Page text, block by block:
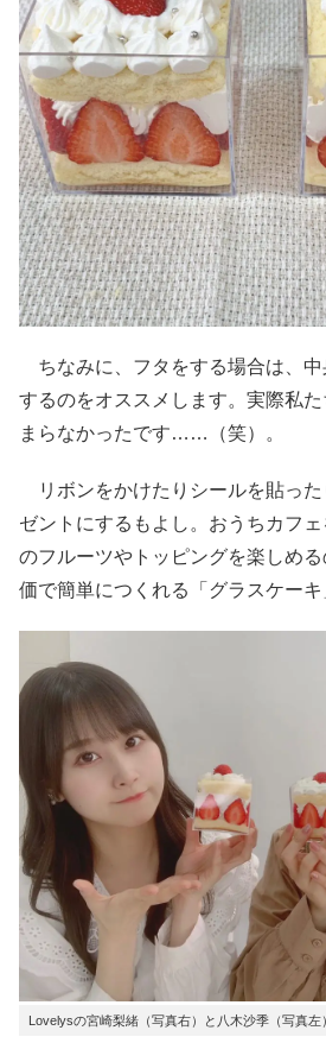
ちなみに、フタをする場合は、中
するのをオススメします。実際私
まらなかったです……（笑）。
リボンをかけたりシールを貼った
ゼントにするもよし。おうちカフ
のフルーツやトッピングを楽しめ
価で簡単につくれる「グラスケーキ
Lovelysの宮崎梨緒（写真右）と八木沙季（写真左）